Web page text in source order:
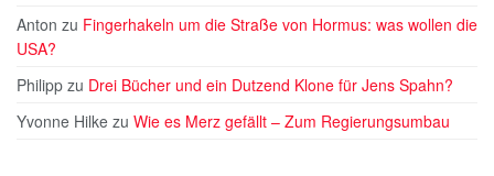
Anton zu Fingerhakeln um die Straße von Hormus: was wollen die
USA?
Philipp zu Drei Bücher und ein Dutzend Klone für Jens Spahn?
Yvonne Hilke zu Wie es Merz gefällt – Zum Regierungsumbau